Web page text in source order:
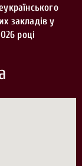
закладів у
році